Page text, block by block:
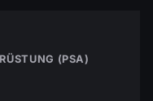
(PSA)